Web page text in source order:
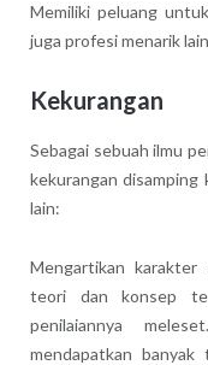
Memiliki peluang
juga profesi menarik
Kekurangan
Sebagai sebuah ilmu
kekurangan disamping
lain:
Mengartikan karakter
teori dan konsep
penilaiannya
mendapatkan banyak